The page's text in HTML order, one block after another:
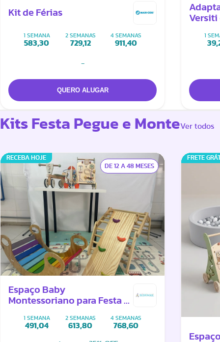
Kit de Férias
1 SEMANA
583,30
2 SEMANAS
729,12
4 SEMANAS
911,40
-
Versiti
1
Kits Festa Pegue e MonteVer todos
RECEBA HOJE
DE 12 A 48 MESES
Espaço Baby
Montessoriano para Festa -
1 SEMANA
491,04
2 SEMANAS
613,80
4 SEMANAS
768,60
FRETE